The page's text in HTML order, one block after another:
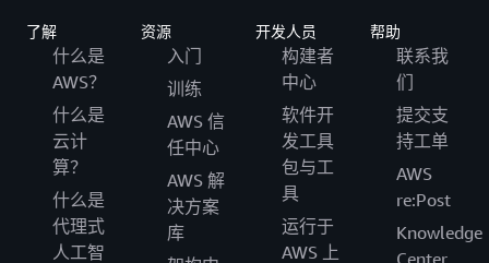
了解
什么是
AWS？
什么是
云计
算？
什么是
代理式
人工智
资源
入门
训练
AWS 信
任中心
AWS 解
决方案
库
开发人员
构建者
中心
软件开
发工具
包与工
具
运行于
AWS 上
帮助
联系我
们
提交支
持工单
AWS
re:Post
Knowledge